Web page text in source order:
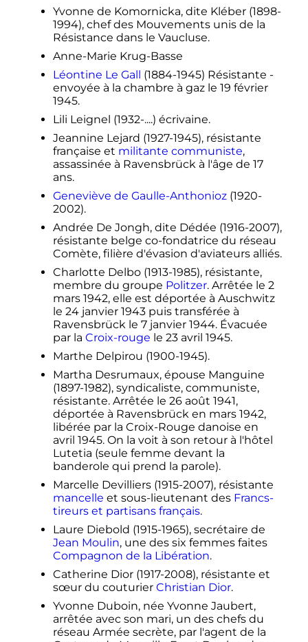
Yvonne de Komornicka, dite Kléber (1898-
1994), chef des Mouvements unis de la
Résistance dans le Vaucluse.
Anne-Marie Krug-Basse
Léontine Le Gall (1884-1945) Résistante -
envoyée à la chambre à gaz le 19 février
1945.
Lili Leignel (1932-....) écrivaine.
Jeannine Lejard (1927-1945), résistante
française et militante communiste,
assassinée à Ravensbrück à l'âge de 17
ans.
Geneviève de Gaulle-Anthonioz(1920-
2002).
Andrée De Jongh, dite Dédée (1916-2007),
résistante belge co-fondatrice du réseau
Comète, filière d'évasion d'aviateurs alliés.
Charlotte Delbo (1913-1985), résistante,
membre du groupe Politzer. Arrêtée le 2
mars 1942, elle est déportée à Auschwitz
le 24 janvier 1943puis transférée à
Ravensbrück le 7 janvier 1944. Évacuée
par la Croix-rouge le 23 avril 1945.
Marthe Delpirou (1900-1945).
Martha Desrumaux, épouse Manguine
(1897-1982), syndicaliste, communiste,
résistante. Arrêtée le 26 août 1941,
déportée à Ravensbrück en mars 1942,
libérée par la Croix-Rouge danoise en
avril 1945. On la voit à son retour à l'hôtel
Lutetia (seule femme devant la
banderole qui prend la parole).
Marcelle Devilliers (1915-2007), résistante
mancelle et sous-lieutenant des Francs-
tireurs et partisans français.
Laure Diebold (1915-1965), secrétaire de
Jean Moulin, une des six femmes faites
Compagnon de la Libération.
Catherine Dior (1917-2008), résistante et
sœur du couturier Christian Dior.
Yvonne Duboin, née Yvonne Jaubert,
arrêtée avec son mari, un des chefs du
réseau Armée secrète, par l'agent de la